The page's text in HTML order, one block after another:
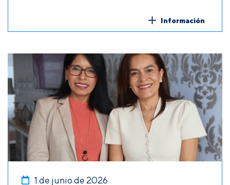
Información
1 de junio de 2026